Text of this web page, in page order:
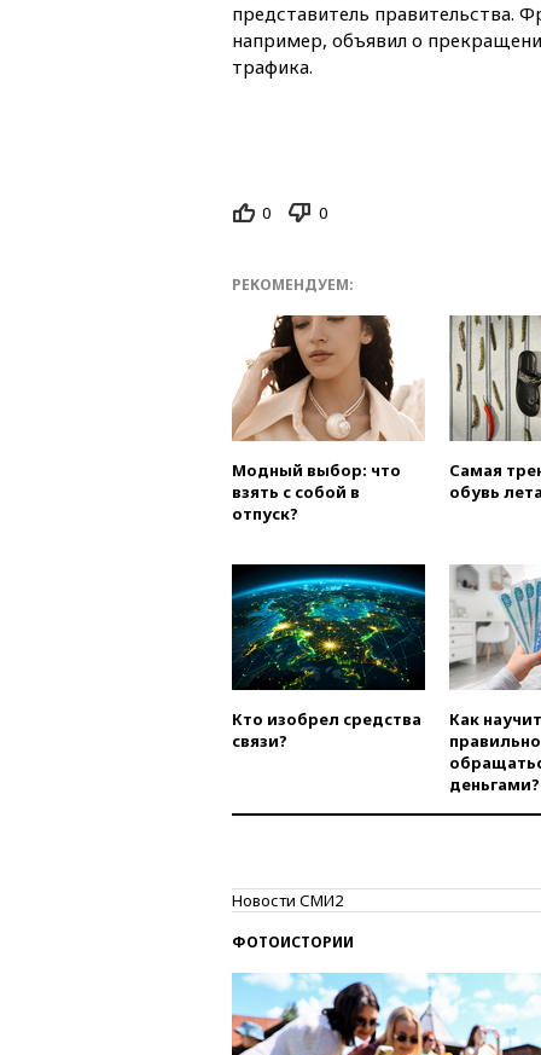
представитель правительства.
например, объявил о
трафика.
0 0
РЕКОМЕНДУЕМ:
Модный выбор: что
взять с собой в
отпуск?
Самая
обувь
Кто изобрел средства
связи?
Как
правильно
деньгами?
Новости СМИ2
ФОТОИСТОРИИ